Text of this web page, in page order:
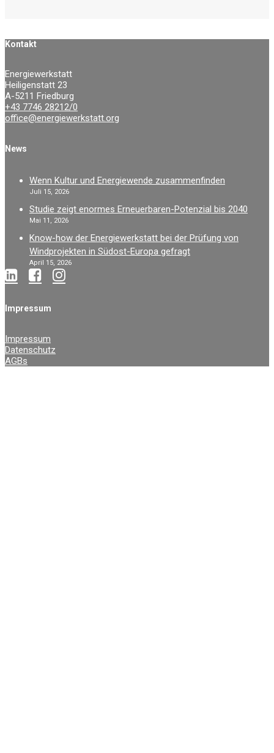
Kontakt
Energiewerkstatt
Heiligenstatt 23
A-5211 Friedburg
+43 7746 28212/0
office@energiewerkstatt.org
News
Wenn Kultur und Energiewende zusammenfinden
Juli 15, 2026
Studie zeigt enormes Erneuerbaren-Potenzial bis 2040
Mai 11, 2026
Know-how der Energiewerkstatt bei der Prüfung von
Windprojekten in Südost-Europa gefragt
April 15, 2026
Impressum
Impressum
Datenschutz
AGBs